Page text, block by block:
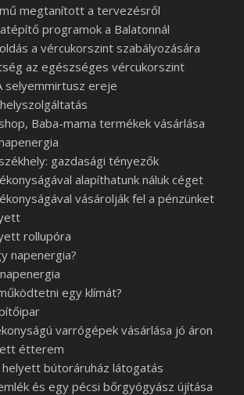
megtanított a tervezésről
programok a Balatonnál
a vércukorszint szabályozására
az egészséges vércukorszint
selyemmirtusz ereje
Baba-mama termékek vásárlása
gazdasági tényezők
alapíthatunk náluk céget
vásárolják fel a pénzünket
rollupóra
napenergia?
egy klímát?
varrógépek vásárlása jó áron
étterem
bútoráruház látogatás
és egy pécsi bőrgyógyász újítása